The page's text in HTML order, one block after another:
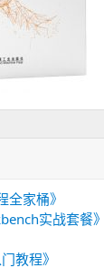
全家桶》
实战套餐》
教程》